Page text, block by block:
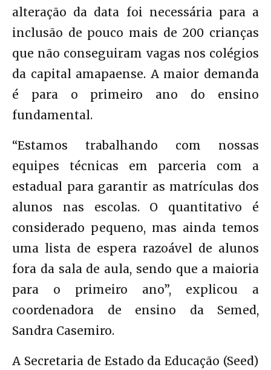
alteração da data foi necessária para a
inclusão de pouco mais de 200 crianças
que não conseguiram vagas nos colégios
da capital amapaense. A maior demanda
é para o primeiro ano do ensino
fundamental.
“Estamos trabalhando com nossas
equipes técnicas em parceria com a
estadual para garantir as matrículas dos
alunos nas escolas. O quantitativo é
considerado pequeno, mas ainda temos
uma lista de espera razoável de alunos
fora da sala de aula, sendo que a maioria
para o primeiro ano”, explicou a
coordenadora de ensino da Semed,
Sandra Casemiro.
A Secretaria de Estado da Educação (Seed)